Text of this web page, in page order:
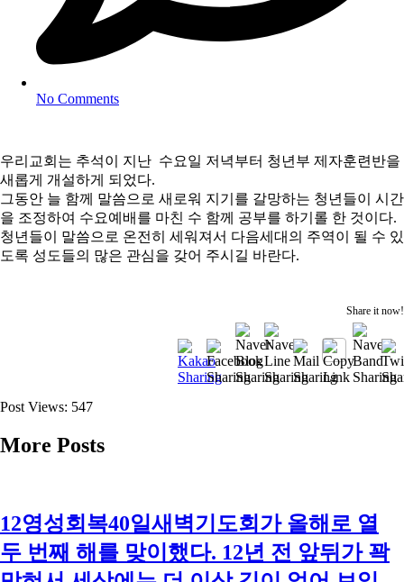
No Comments
우리교회는 추석이 지난 수요일 저녁부터 청년부 제자훈련반을
새롭게 개설하게 되었다.
그동안 늘 함께 말씀으로 새로워 지기를 갈망하는 청년들이 시간
을 조정하여 수요예배를 마친 수 함께 공부를 하기롤 한 것이다.
청년들이 말씀으로 온전히 세워져서 다음세대의 주역이 될 수 있
도록 성도들의 많은 관심을 갖어 주시길 바란다.
Share it now!
Post Views: 547
More Posts
12영성회복40일새벽기도회가 올해로 열
두 번째 해를 맞이했다. 12년 전 앞뒤가 꽉